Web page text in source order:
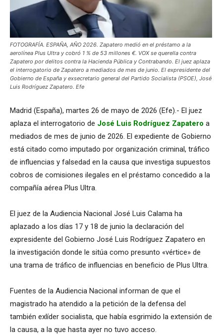
FOTOGRAFÍA. ESPAÑA, AÑO 2026. Zapatero medió en el préstamo a la
aerolínea Plus Ultra y cobró 1 % de 53 millones €. VOX se querella contra
Zapatero por delitos contra la Hacienda Pública y Contrabando. El juez aplaza
el interrogatorio de Zapatero a mediados de mes de junio. El expresidente del
Gobierno de España y exsecretario general del Partido Socialista (PSOE), José
Luis Rodríguez Zapatero. Efe
Madrid (España), martes 26 de mayo de 2026 (Efe).- El juez
aplaza el interrogatorio de José Luis Rodríguez Zapatero a
mediados de mes de junio de 2026. El expediente de Gobierno
está citado como imputado por organización criminal, tráfico
de influencias y falsedad en la causa que investiga supuestos
cobros de comisiones ilegales en el préstamo concedido a la
compañía aérea Plus Ultra.
El juez de la Audiencia Nacional José Luis Calama ha
aplazado a los días 17 y 18 de junio la declaración del
expresidente del Gobierno José Luis Rodríguez Zapatero en
la investigación donde le sitúa como presunto «vértice» de
una trama de tráfico de influencias en beneficio de Plus Ultra.
Fuentes de la Audiencia Nacional informan de que el
magistrado ha atendido a la petición de la defensa del
también exlíder socialista, que había esgrimido la extensión de
la causa, a la que hasta ayer no tuvo acceso.